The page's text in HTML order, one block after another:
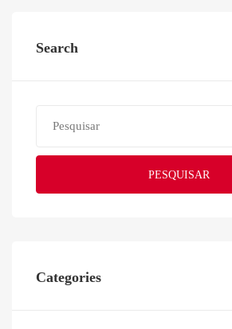
Search
PESQUISAR
Categories